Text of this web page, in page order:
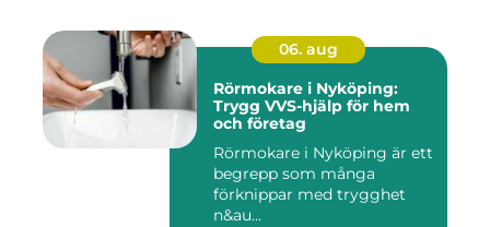
06. aug
Rörmokare i Nyköping:
Trygg VVS-hjälp för hem
och företag
Rörmokare i Nyköping är ett
begrepp som många
förknippar med trygghet
n&au...